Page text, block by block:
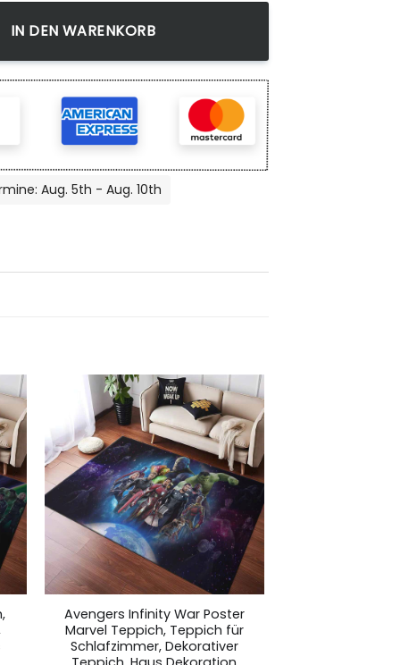
Teppich für Schlafzimmer, Dekorativer Teppich, Haus
IN DEN WARENKORB
Aug. 5th - Aug. 10th
Avengers Infinity War Poster
Marvel Teppich, Teppich für
Schlafzimmer, Dekorativer